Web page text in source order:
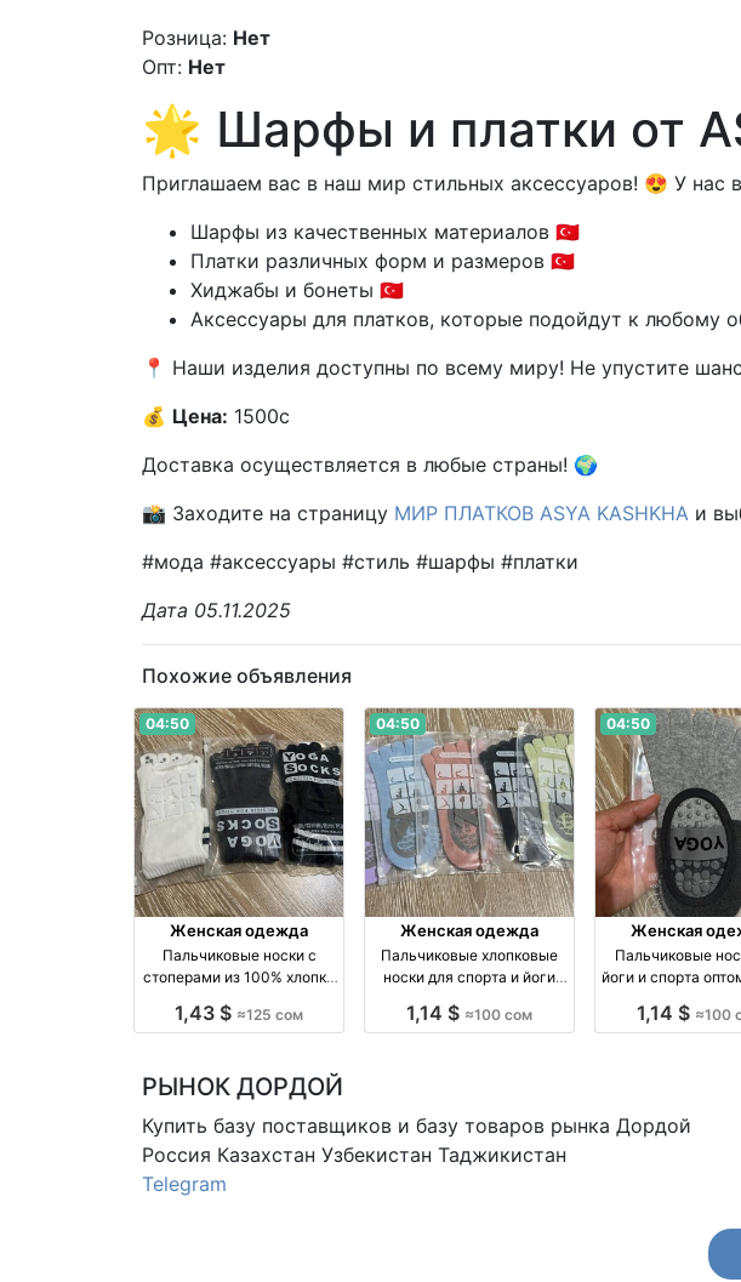
Розница: Нет
Опт: Нет
🌟 Шарфы и платки от
Приглашаем вас в наш мир стильных аксессуаров! 😍 У нас
Шарфы из качественных материалов 🇹🇷
Платки различных форм и размеров 🇹🇷
Хиджабы и бонеты 🇹🇷
Аксессуары для платков, которые подойдут к любому
📍 Наши изделия доступны по всему миру! Не упустите
💰 Цена: 1500с
Доставка осуществляется в любые страны! 🌍
📸 Заходите на страницу МИР ПЛАТКОВ ASYA KASHKHA и
#мода #аксессуары #стиль #шарфы #платки
Дата 05.11.2025
Похожие объявления
04:50
Женская одежда
Пальчиковые носки с
стоперами из 100% хлопка
оптом производство
1,43 $ ≈125 сом
04:50
Женская одежда
Пальчиковые хлопковые
носки для спорта и йоги
оптом производство
1,14 $ ≈100 сом
04:50
Женская
Пальчиковые
йоги и спорта
производство
1,14 $ ≈100
РЫНОК ДОРДОЙ
Купить базу поставщиков и базу товаров рынка Дордой
Россия Казахстан Узбекистан Таджикистан
Telegram